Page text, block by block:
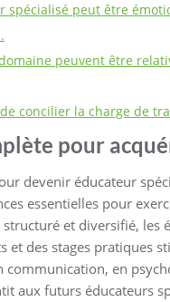
spécialisé peut être
peuvent être
concilier la charge de
pour
devenir éducateur
essentielles pour
et diversifié, les
et des stages pratiques
communication, en
aux futurs éducateurs